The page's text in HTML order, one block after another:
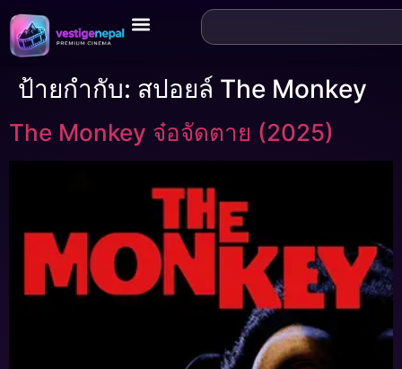
ป้ายกำกับ: สปอยล์ The Monkey
The Monkey จ๋อจัดตาย (2025)